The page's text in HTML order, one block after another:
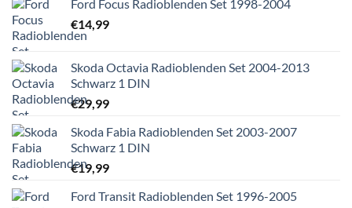
Ford Focus Radioblenden Set 1998-2004
€14,99
Skoda Octavia Radioblenden Set 2004-2013
Schwarz 1 DIN
€29,99
Skoda Fabia Radioblenden Set 2003-2007
Schwarz 1 DIN
€19,99
Ford Transit Radioblenden Set 1996-2005